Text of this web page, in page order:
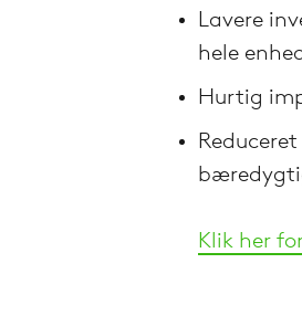
Lavere
hele
Hurtig
Klik her